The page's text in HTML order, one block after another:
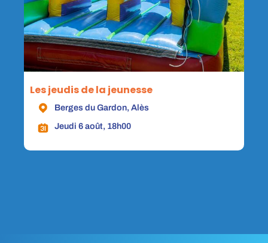
Les jeudis de la jeunesse
Berges du Gardon, Alès
Jeudi 6 août, 18h00